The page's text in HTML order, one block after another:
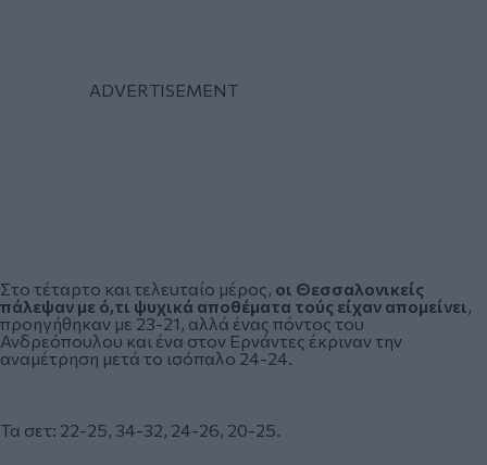
Στο τέταρτο και τελευταίο μέρος, οι Θεσσαλονικείς
πάλεψαν με ό,τι ψυχικά αποθέματα τούς είχαν απομείνει,
προηγήθηκαν με 23-21, αλλά ένας πόντος του
Ανδρεόπουλου και ένα στον Ερνάντες έκριναν την
αναμέτρηση μετά το ισόπαλο 24-24.
Τα σετ: 22-25, 34-32, 24-26, 20-25.